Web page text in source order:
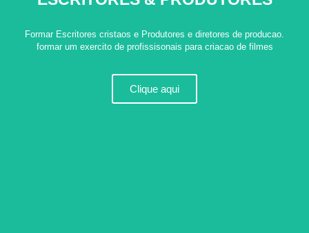
Formar Escritores cristaos e Produtores e diretores de producao.
formar um exercito de profissisonais para criacao de filmes
Clique aqui